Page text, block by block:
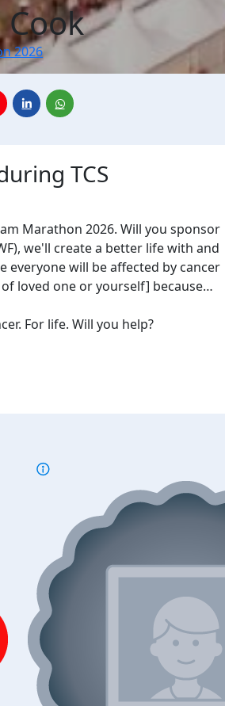
2026
TCS
Marathon 2026. Will you sponsor
we'll create a better life with and
everyone will be affected by cancer
loved one or yourself] because…
For life. Will you help?